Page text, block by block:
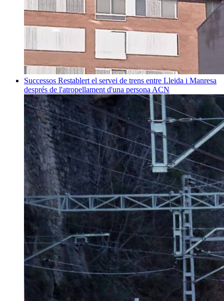
Successos Restablert el servei de trens entre Lleida i Manresa
després de l'atropellament d'una persona ACN